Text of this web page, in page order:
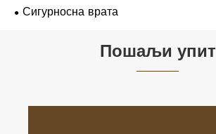
Сигурносна врата
Пошаљи упит